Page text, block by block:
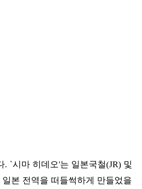
`시마 히데오'는 일본국철(JR) 및
본 전역을 떠들썩하게 만들었을